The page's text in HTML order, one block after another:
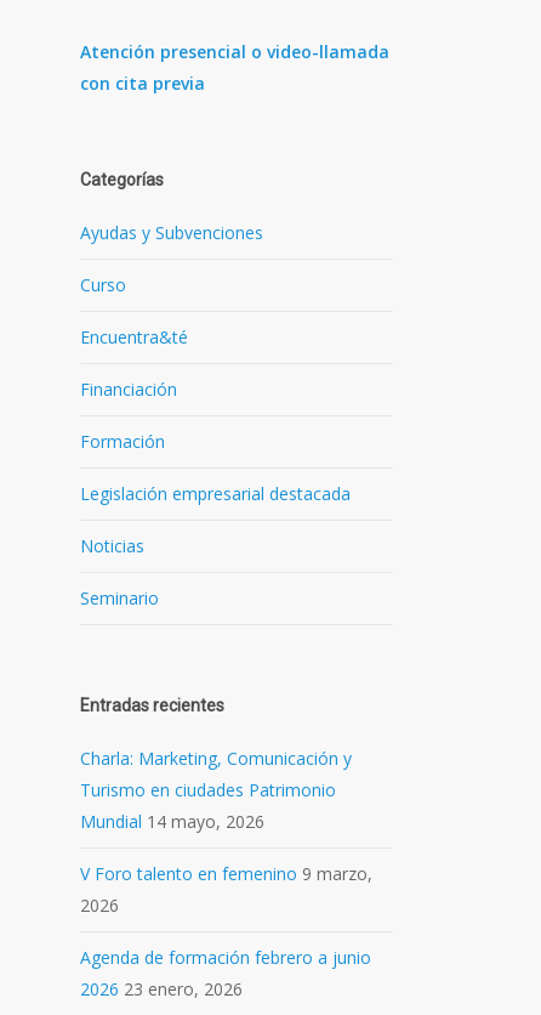
Atención presencial o video-llamada
con cita previa
Categorías
Ayudas y Subvenciones
Curso
Encuentra&té
Financiación
Formación
Legislación empresarial destacada
Noticias
Seminario
Entradas recientes
Charla: Marketing, Comunicación y
Turismo en ciudades Patrimonio
Mundial 14 mayo, 2026
V Foro talento en femenino 9 marzo,
2026
Agenda de formación febrero a junio
2026 23 enero, 2026